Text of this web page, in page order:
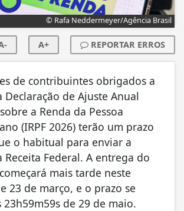
© Rafa Neddermeyer/Agência Brasil
A+ REPORTAR ERROS
de contribuintes obrigados a
Declaração de Ajuste Anual
a Renda da Pessoa
(IRPF 2026) terão um prazo
o habitual para enviar a
Receita Federal. A entrega do
mais tarde neste
23 de março, e o prazo se
23h59m59s de 29 de maio.